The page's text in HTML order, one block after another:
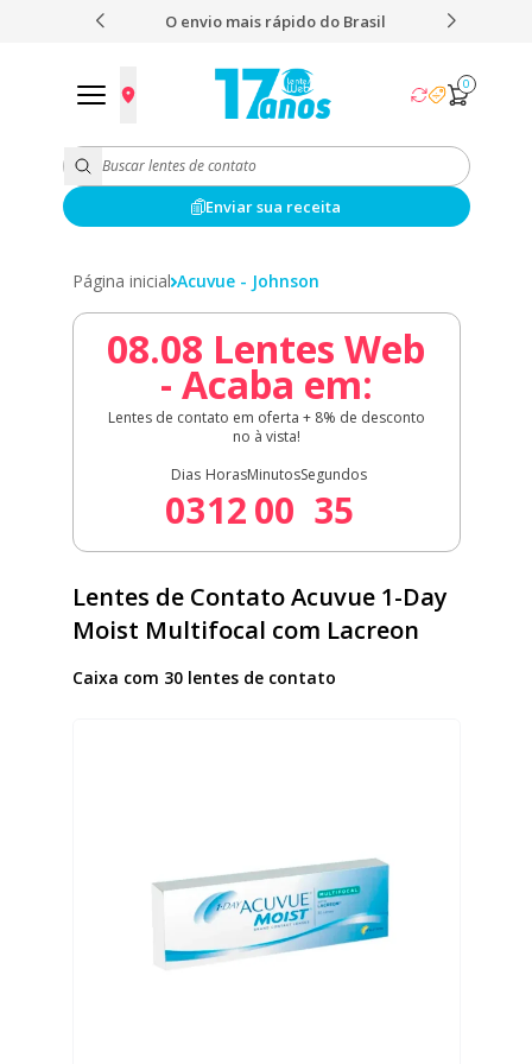
O envio mais rápido do Brasil
0
Enviar sua receita
Página inicial Acuvue - Johnson
08.08 Lentes Web
- Acaba em:
Lentes de contato em oferta + 8% de desconto
no à vista!
Dias
03
Horas
12
Minutos
00
Segundos
35
Lentes de Contato Acuvue 1-Day
Moist Multifocal com Lacreon
Caixa com 30 lentes de contato